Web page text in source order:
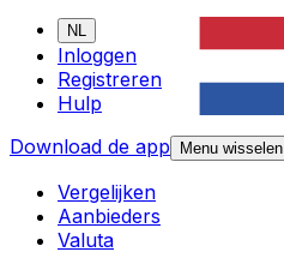
NL
Inloggen
Registreren
Hulp
Download de app
Menu wisselen
Vergelijken
Aanbieders
Valuta